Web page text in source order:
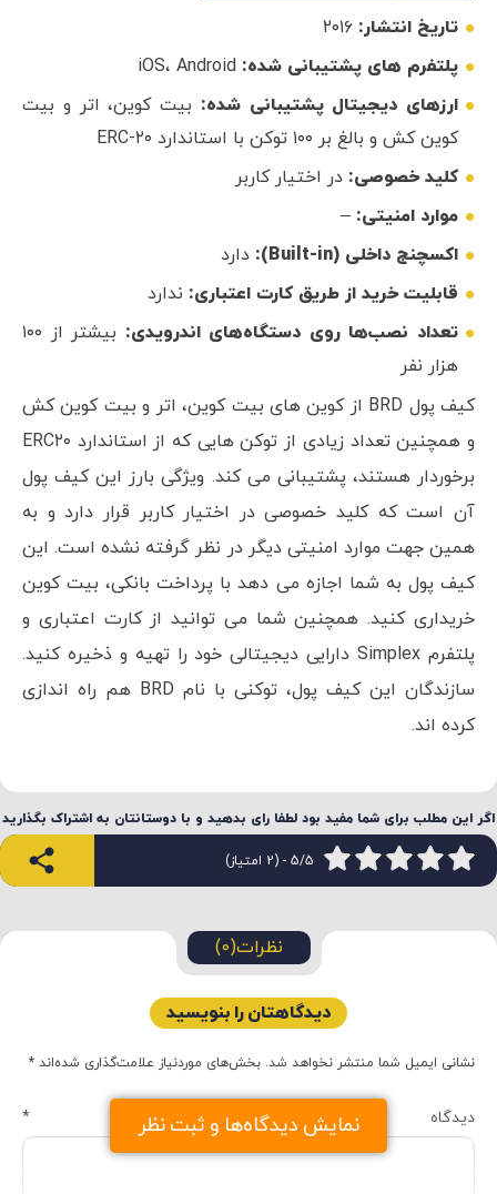
تاریخ انتشار:
پلتفرم های پشتیبانی شده:
ارزهای دیجیتال پشتیبانی شده: بیت کوین، اتر و بیت
کوین کش و بالغ بر ۱۰۰ توکن با استاندارد ERC-۲۰
کلید خصوصی: در اختیار کاربر
موارد امنیتی: –
اکسچنج داخلی (Built-in):
دارد
قابلیت خرید از طریق کارت اعتباری: ندارد
تعداد نصب‌ها روی دستگاه‌های اندرویدی:
بیشتر از ۱۰۰
هزار نفر
کیف پول BRD از کوین های بیت کوین، اتر و بیت کوین کش
و همچنین تعداد زیادی از توکن هایی که از استاندارد ERC۲۰
برخوردار هستند، پشتیبانی می کند. ویژگی بارز این کیف پول
آن است که کلید خصوصی در اختیار کاربر قرار دارد و به
همین جهت موارد امنیتی دیگر در نظر گرفته نشده است. این
کیف پول به شما اجازه می دهد با پرداخت بانکی، بیت کوین
خریداری کنید. همچنین شما می توانید از کارت اعتباری و
پلتفرم Simplex دارایی دیجیتالی خود را تهیه و ذخیره کنید.
سازندگان این کیف پول، توکنی با نام BRD هم راه اندازی
کرده اند.
اگر این مطلب برای شما مفید بود لطفا رای بدهید و با دوستانتان به اشتراک بگذارید
5/5 - (2 امتیاز)
نمایش دیدگاه‌ها و ثبت نظر
نظرات(0)
دیدگاهتان را بنویسید
نشانی ایمیل شما منتشر نخواهد شد. بخش‌های موردنیاز علامت‌گذاری شده‌اند *
دیدگاه *